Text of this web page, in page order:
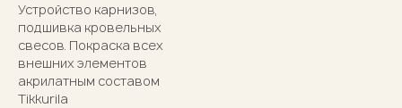
Устройство карнизов,
подшивка кровельных
свесов. Покраска всех
внешних элементов
акрилатным составом
Tikkurila